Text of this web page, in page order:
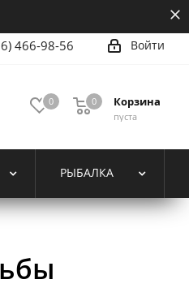
Войти
466-98-56
0 Корзина
пуста
0
РЫБАЛКА